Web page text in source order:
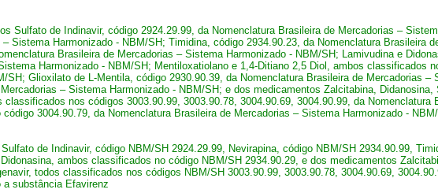
Sulfato de Indinavir, código 2924.29.99, da Nomenclatura Brasileira de Mercadorias –
Sistema Harmonizado - NBM/SH; Timidina, código 2934.90.23, da Nomenclatura Brasileira
Brasileira de Mercadorias – Sistema Harmonizado - NBM/SH; Lamivudina e
Harmonizado - NBM/SH; Mentiloxatiolano e 1,4-Ditiano 2,5 Diol, ambos classificados
SH; Glioxilato de L-Mentila, código 2930.90.39, da Nomenclatura Brasileira de Mercadorias
– Sistema Harmonizado - NBM/SH; e dos medicamentos Zalcitabina,
classificados nos códigos 3003.90.99, 3003.90.78, 3004.90.69, 3004.90.99, da
3004.90.79, da Nomenclatura Brasileira de Mercadorias – Sistema Harmonizado -
de Indinavir, código NBM/SH 2924.29.99, Nevirapina, código NBM/SH 2934.90.99,
ambos classificados no código NBM/SH 2934.90.29, e dos medicamentos
todos classificados nos códigos NBM/SH 3003.90.99, 3003.90.78, 3004.90.69,
substância Efavirenz